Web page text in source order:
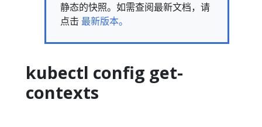
静态的快照。如需查阅最新文档，请
点击 最新版本。
kubectl config get-
contexts